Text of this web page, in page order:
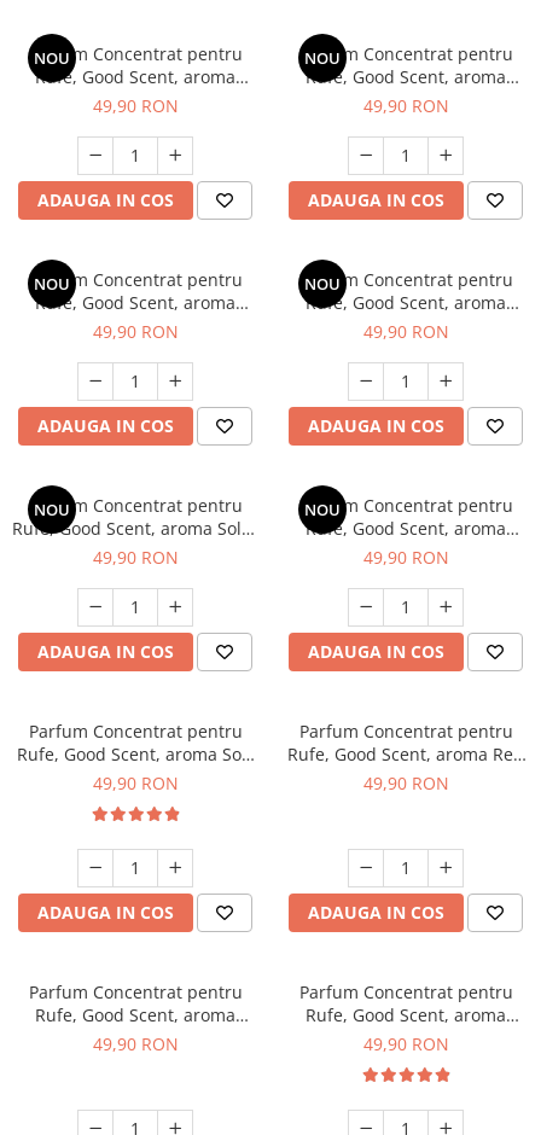
NOU
Parfum Concentrat pentru
Rufe, Good Scent, aroma
Oriental Dreams, 200g, cu
49,90 RON
ADAUGA IN COS
NOU
Parfum Concentrat pentru
Rufe, Good Scent, aroma
Victorious Life, 200g, cu
49,90 RON
ADAUGA IN COS
NOU
Parfum Concentrat pentru
Rufe, Good Scent, aroma
Noble Peony, 200gr, cu
49,90 RON
ADAUGA IN COS
NOU
Parfum Concentrat pentru
Rufe, Good Scent, aroma
Sweet Hug, 200gr, cu pompita
49,90 RON
ADAUGA IN COS
NOU
Parfum Concentrat pentru
Rufe, Good Scent, aroma Solar
Ylang, 200gr, cu pompita
49,90 RON
ADAUGA IN COS
NOU
Parfum Concentrat pentru
Rufe, Good Scent, aroma
Tropical Mood, 200gr, cu
49,90 RON
ADAUGA IN COS
Parfum Concentrat pentru
Rufe, Good Scent, aroma Soft
& Fresh, 200gr, cu pompita
49,90 RON
ADAUGA IN COS
Parfum Concentrat pentru
Rufe, Good Scent, aroma Red
Fruits & Musk, 200gr, cu
49,90 RON
ADAUGA IN COS
Parfum Concentrat pentru
Rufe, Good Scent, aroma
Smell of Sunshine, 200gr, cu
49,90 RON
Parfum Concentrat pentru
Rufe, Good Scent, aroma
Oriental Cuddles, 200gr, cu
49,90 RON